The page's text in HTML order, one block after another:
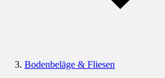
Bodenbeläge & Fliesen